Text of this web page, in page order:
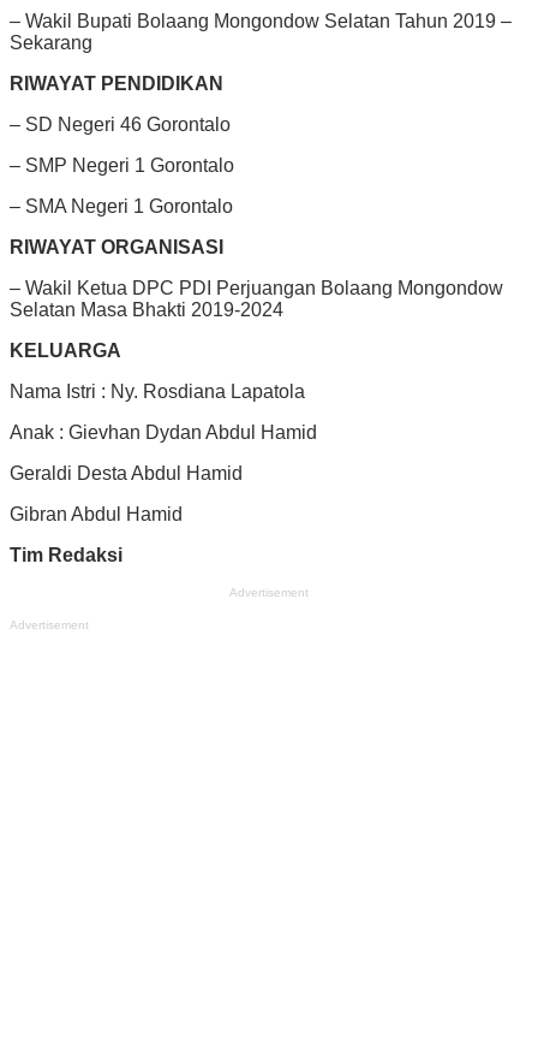
– Wakil Bupati Bolaang Mongondow Selatan Tahun 2019 –
Sekarang
RIWAYAT PENDIDIKAN
– SD Negeri 46 Gorontalo
– SMP Negeri 1 Gorontalo
– SMA Negeri 1 Gorontalo
RIWAYAT ORGANISASI
– Wakil Ketua DPC PDI Perjuangan Bolaang Mongondow
Selatan Masa Bhakti 2019-2024
KELUARGA
Nama Istri : Ny. Rosdiana Lapatola
Anak : Gievhan Dydan Abdul Hamid
Geraldi Desta Abdul Hamid
Gibran Abdul Hamid
Tim Redaksi
Advertisement
Advertisement